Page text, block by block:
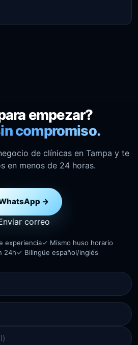
empezar?
compromiso.
de clínicas en Tampa y te
en menos de 24 horas.
→
correo
experiencia✓ Mismo huso horario
24h✓ Bilingüe español/inglés